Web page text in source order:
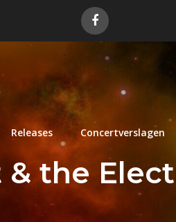
Releases Concertverslagen
the